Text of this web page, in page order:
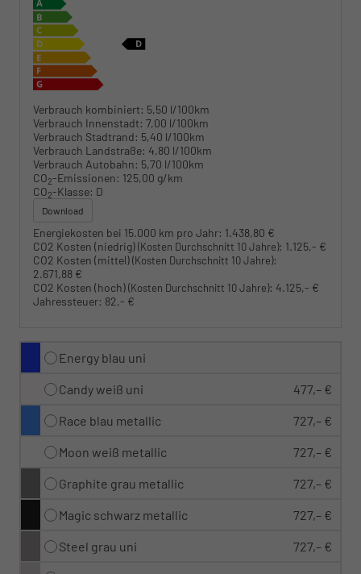
Verbrauch kombiniert: 5,50 l/100km
Verbrauch Innenstadt: 7,00 l/100km
Verbrauch Stadtrand: 5,40 l/100km
Verbrauch Landstraße: 4,80 l/100km
Verbrauch Autobahn: 5,70 l/100km
CO2-Emissionen: 125,00 g/km
CO2-Klasse: D
Download
Energiekosten bei 15.000 km pro Jahr: 1.438,80 €
CO2 Kosten (niedrig)(Kosten Durchschnitt 10 Jahre): 1.125,- €
CO2 Kosten (mittel)(Kosten Durchschnitt 10 Jahre):
2.671,88 €
CO2 Kosten (hoch)(Kosten Durchschnitt 10 Jahre): 4.125,- €
Jahressteuer: 82,- €
Energy blau uni
Candy weiß uni 477,– €
Race blau metallic 727,– €
Moon weiß metallic 727,– €
Graphite grau metallic 727,– €
Magic schwarz metallic 727,– €
Steel grau uni 727,– €